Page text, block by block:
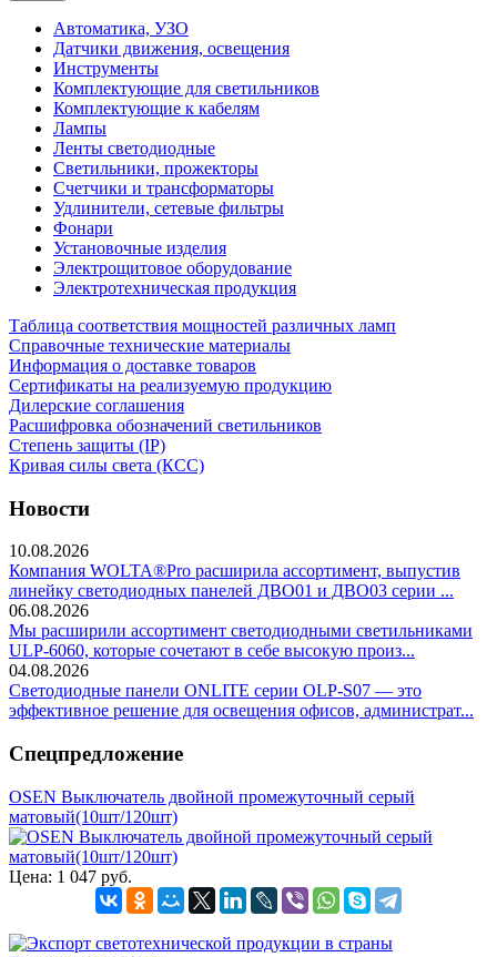
Автоматика, УЗО
Датчики движения, освещения
Инструменты
Комплектующие для светильников
Комплектующие к кабелям
Лампы
Ленты светодиодные
Светильники, прожекторы
Счетчики и трансформаторы
Удлинители, сетевые фильтры
Фонари
Установочные изделия
Электрощитовое оборудование
Электротехническая продукция
Таблица соответствия мощностей различных ламп
Справочные технические материалы
Информация о доставке товаров
Сертификаты на реализуемую продукцию
Дилерские соглашения
Расшифровка обозначений светильников
Степень защиты (IP)
Кривая силы света (КСС)
Новости
10.08.2026
Компания WOLTA®Pro расширила ассортимент, выпустив
линейку светодиодных панелей ДВО01 и ДВО03 серии ...
06.08.2026
Мы расширили ассортимент светодиодными светильниками
ULP-6060, которые сочетают в себе высокую произ...
04.08.2026
Светодиодные панели ONLITE серии OLP-S07 — это
эффективное решение для освещения офисов, администрат...
Спецпредложение
OSEN Выключатель двойной промежуточный серый
матовый(10шт/120шт)
Цена: 1 047 руб.